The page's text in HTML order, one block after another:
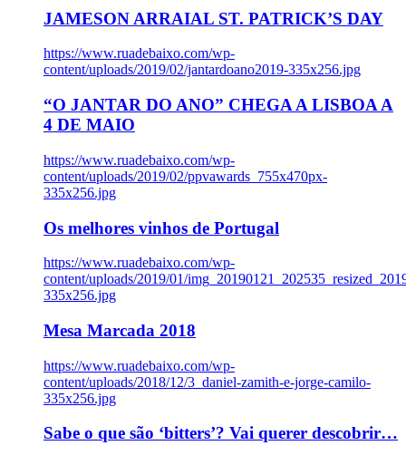
JAMESON ARRAIAL ST. PATRICK’S DAY
https://www.ruadebaixo.com/wp-
content/uploads/2019/02/jantardoano2019-335x256.jpg
“O JANTAR DO ANO” CHEGA A LISBOA A
4 DE MAIO
https://www.ruadebaixo.com/wp-
content/uploads/2019/02/ppvawards_755x470px-
335x256.jpg
Os melhores vinhos de Portugal
https://www.ruadebaixo.com/wp-
content/uploads/2019/01/
335x256.jpg
Mesa Marcada 2018
https://www.ruadebaixo.com/wp-
content/uploads/2018/12/3_daniel-zamith-e-jorge-camilo-
335x256.jpg
Sabe o que são ‘bitters’? Vai querer descobrir…